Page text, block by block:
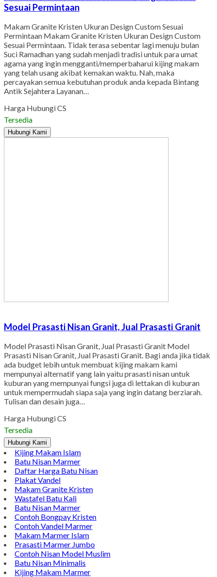
Sesuai Permintaan
Makam Granite Kristen Ukuran Design Custom Sesuai
Permintaan Makam Granite Kristen Ukuran Design Custom
Sesuai Permintaan. Tidak terasa sebentar lagi menuju bulan
Suci Ramadhan yang sudah menjadi tradisi untuk para umat
agama yang ingin mengganti/memperbaharui kijing makam
yang telah usang akibat kemakan waktu. Nah, maka
percayakan semua kebutuhan produk anda kepada Bintang
Antik Sejahtera Layanan…
Harga Hubungi CS
Tersedia
Hubungi Kami
Model Prasasti Nisan Granit, Jual Prasasti Granit
Model Prasasti Nisan Granit, Jual Prasasti Granit Model
Prasasti Nisan Granit, Jual Prasasti Granit. Bagi anda jika tidak
ada budget lebih untuk membuat kijing makam kami
mempunyai alternatif yang lain yaitu prasasti nisan untuk
kuburan yang mempunyai fungsi juga di lettakan di kuburan
untuk mempermudah siapa saja yang ingin datang berziarah.
Tulisan dan desain juga…
Harga Hubungi CS
Tersedia
Hubungi Kami
Kijing Makam Islam
Batu Nisan Marmer
Daftar Harga Batu Nisan
Plakat Vandel
Makam Granite Kristen
Wastafel Batu Kali
Batu Nisan Marmer
Contoh Bongpay Kristen
Contoh Vandel Marmer
Makam Marmer Islam
Prasasti Marmer Jumbo
Contoh Nisan Model Muslim
Batu Nisan Minimalis
Kijing Makam Marmer